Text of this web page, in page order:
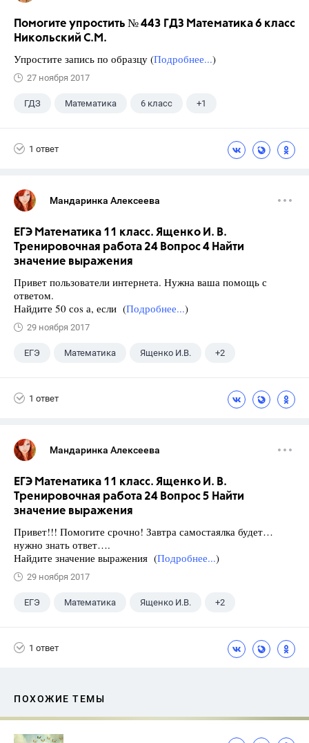
Помогите упростить № 443 ГДЗ Математика 6 класс
Никольский С.М.
Упростите запись по образцу (Подробнее...)
27 ноября 2017
ГДЗ Математика 6 класс +1
1 ответ
Мандаринка Алексеева
ЕГЭ Математика 11 класс. Ященко И. В.
Тренировочная работа 24 Вопрос 4 Найти
значение выражения
Привет пользователи интернета. Нужна ваша помощь с
ответом.
Найдите 50 соs а, если (Подробнее...)
29 ноября 2017
ЕГЭ Математика Ященко И.В. +2
1 ответ
Мандаринка Алексеева
ЕГЭ Математика 11 класс. Ященко И. В.
Тренировочная работа 24 Вопрос 5 Найти
значение выражения
Привет!!! Помогите срочно! Завтра самостаялка будет…
нужно знать ответ….
Найдите значение выражения (Подробнее...)
29 ноября 2017
ЕГЭ Математика Ященко И.В. +2
1 ответ
ПОХОЖИЕ ТЕМЫ